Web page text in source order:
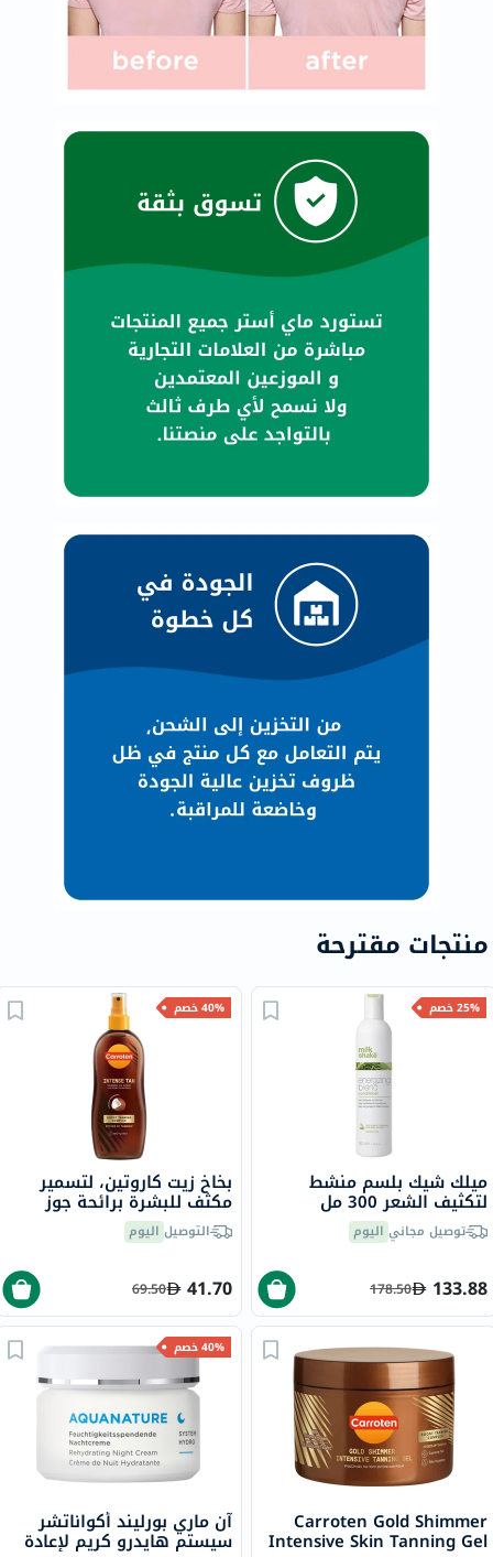
منتجات مقترحة
25% خصم
ميلك شيك بلسم منشط
لتكثيف الشعر 300 مل
توصيل مجاني اليوم
133.88
178.50
40% خصم
بخاخ زيت كاروتين، لتسمير
مكثف للبشرة برائحة جوز
الهند، 200 مل
التوصيل اليوم
41.70
69.50
Carroten Gold Shimmer
Intensive Skin Tanning Gel
40% خصم
آن ماري بورليند أكواناتشر
سيستم هايدرو كريم لإعادة